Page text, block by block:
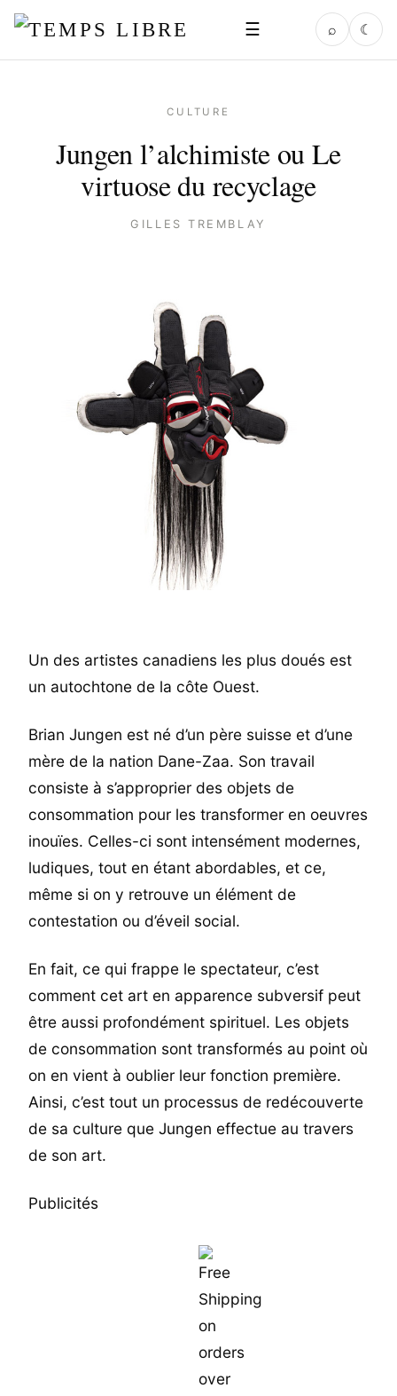
☰ ⌕ ☾
CULTURE
Jungen l’alchimiste ou Le
virtuose du recyclage
GILLES TREMBLAY
Un des artistes canadiens les plus doués est
un autochtone de la côte Ouest.
Brian Jungen est né d’un père suisse et d’une
mère de la nation Dane-Zaa. Son travail
consiste à s’approprier des objets de
consommation pour les transformer en oeuvres
inouïes. Celles-ci sont intensément modernes,
ludiques, tout en étant abordables, et ce,
même si on y retrouve un élément de
contestation ou d’éveil social.
En fait, ce qui frappe le spectateur, c’est
comment cet art en apparence subversif peut
être aussi profondément spirituel. Les objets
de consommation sont transformés au point où
on en vient à oublier leur fonction première.
Ainsi, c’est tout un processus de redécouverte
de sa culture que Jungen effectue au travers
de son art.
Publicités